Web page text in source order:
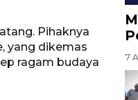
Pihaknya
yang dikemas
ragam budaya
7